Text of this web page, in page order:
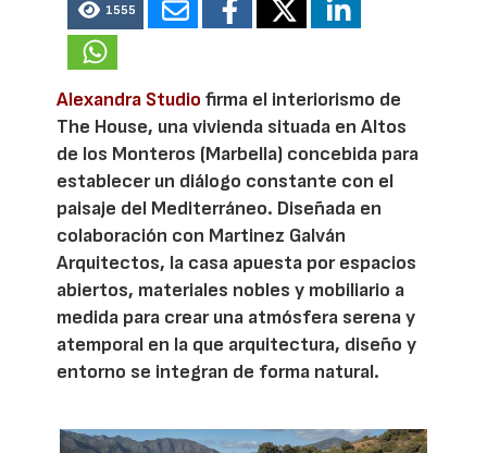
1555
Alexandra Studio firma el interiorismo de
The House, una vivienda situada en Altos
de los Monteros (Marbella) concebida para
establecer un diálogo constante con el
paisaje del Mediterráneo. Diseñada en
colaboración con Martinez Galván
Arquitectos, la casa apuesta por espacios
abiertos, materiales nobles y mobiliario a
medida para crear una atmósfera serena y
atemporal en la que arquitectura, diseño y
entorno se integran de forma natural.